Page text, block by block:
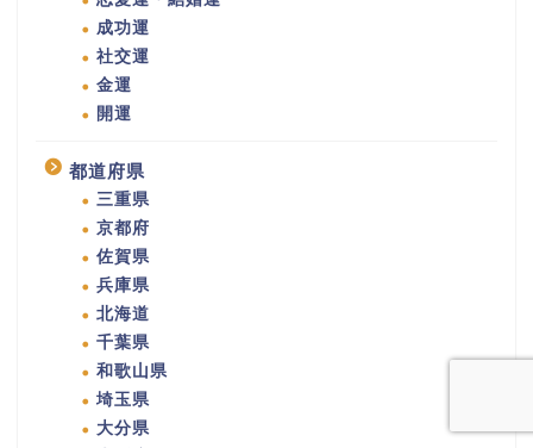
成功運
社交運
金運
開運
都道府県
三重県
京都府
佐賀県
兵庫県
北海道
千葉県
和歌山県
埼玉県
大分県